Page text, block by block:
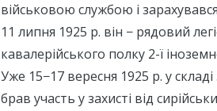
військовою службою і
11 липня 1925 р. він − рядовий
кавалерійського полку 2-ї
Уже 15−17 вересня 1925 р. у
брав участь у захисті від